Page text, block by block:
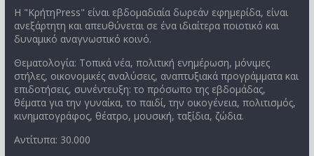
Η "ΚρήτηPress" είναι εβδομαδιαία δωρεάν εφημερίδα, είναι
ανεξάρτητη και απευθύνεται σε ένα ιδιαίτερα ποιοτικό και
δυναμικό αναγνωστικό κοινό.
Θεματολογία: Τοπικά νέα, πολιτική ενημέρωση, μόνιμες
στήλες, οικονομικές αναλύσεις, αναπτυξιακά προγράμματα και
επιδοτήσεις, συνέντευξη: το πρόσωπο της εβδομάδας,
θέματα για την γυναίκα, το παιδί, την οικογένεια, πολιτισμός,
κινηματογράφος, θέατρο, μουσική, ταξίδια, ζώδια.
Αντίτυπα: 30.000